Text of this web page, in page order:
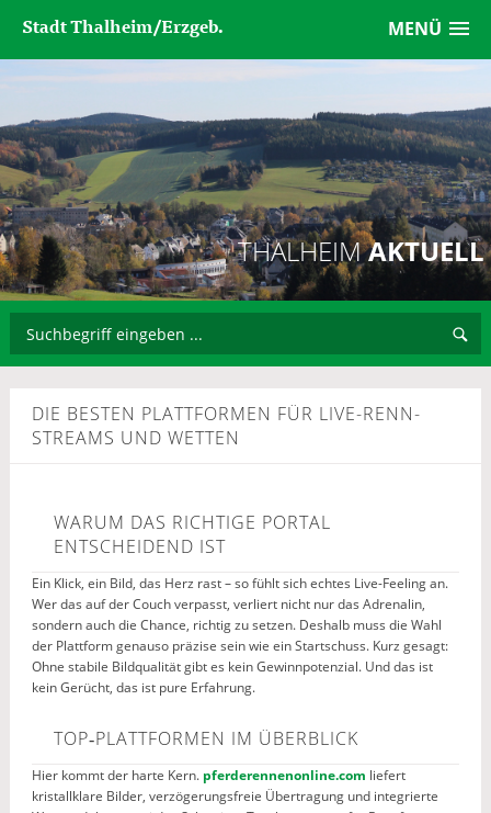
MENÜ
Stadt Thalheim/Erzgeb.
THALHEIMAKTUELL
DIE BESTEN PLATTFORMEN FÜR LIVE-RENN-
STREAMS UND WETTEN
WARUM DAS RICHTIGE PORTAL
ENTSCHEIDEND IST
Ein Klick, ein Bild, das Herz rast – so fühlt sich echtes Live-Feeling an.
Wer das auf der Couch verpasst, verliert nicht nur das Adrenalin,
sondern auch die Chance, richtig zu setzen. Deshalb muss die Wahl
der Plattform genauso präzise sein wie ein Startschuss. Kurz gesagt:
Ohne stabile Bildqualität gibt es kein Gewinnpotenzial. Und das ist
kein Gerücht, das ist pure Erfahrung.
TOP‑PLATTFORMEN IM ÜBERBLICK
Hier kommt der harte Kern. pferderennenonline.com liefert
kristallklare Bilder, verzögerungsfreie Übertragung und integrierte